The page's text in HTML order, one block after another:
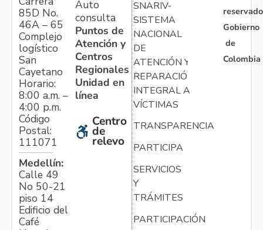
85D No.
46A – 65
Complejo
logístico
San
Cayetano
Horario:
8:00 a.m. –
4:00 p.m.
Código
Postal:
111071
Medellín:
Calle 49
No 50-21
piso 14
Edificio del
Café
Auto
consulta
Puntos de
Atención y
Centros
Regionales
Unidad en
línea
Centro
de
relevo
SNARIV-
SISTEMA
NACIONAL
DE
ATENCIÓN Y
REPARACIÓN
INTEGRAL A
VÍCTIMAS
TRANSPARENCIA
PARTICIPA
SERVICIOS
Y
TRÁMITES
PARTICIPACIÓN
Gobierno
de
Colombia